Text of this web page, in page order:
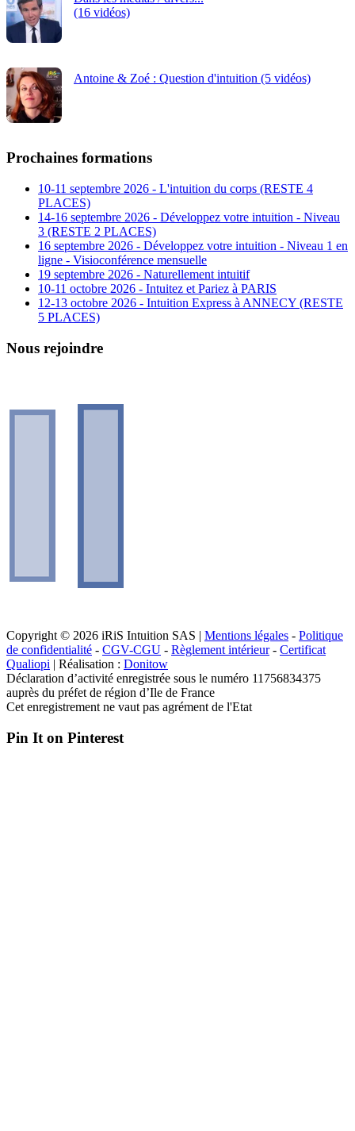
(16 vidéos)
Antoine & Zoé : Question d'intuition (5 vidéos)
Prochaines formations
10-11 septembre 2026 - L'intuition du corps (RESTE 4
PLACES)
14-16 septembre 2026 - Développez votre intuition - Niveau
3 (RESTE 2 PLACES)
16 septembre 2026 - Développez votre intuition - Niveau 1 en
ligne - Visioconférence mensuelle
19 septembre 2026 - Naturellement intuitif
10-11 octobre 2026 - Intuitez et Pariez à PARIS
12-13 octobre 2026 - Intuition Express à ANNECY (RESTE
5 PLACES)
Nous rejoindre
Copyright © 2026 iRiS Intuition SAS | Mentions légales - Politique
de confidentialité - CGV-CGU - Règlement intérieur- Certificat
Qualiopi | Réalisation : Donitow
Déclaration d’activité enregistrée sous le numéro 11756834375
auprès du préfet de région d’Ile de France
Cet enregistrement ne vaut pas agrément de l'Etat
Pin It on Pinterest